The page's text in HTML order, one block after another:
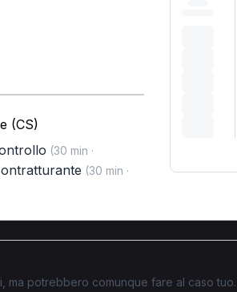
(CS)
(30 min ·
(30 min ·
ma potrebbero comunque fare al caso tuo.